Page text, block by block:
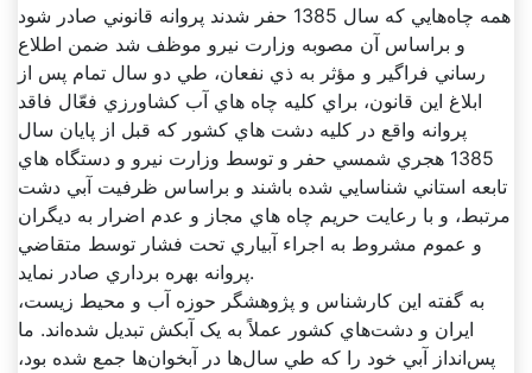
همه چاه‌هايي که سال 1385 حفر شدند پروانه قانوني صادر شود
و براساس آن مصوبه وزارت نيرو موظف شد ضمن اطلاع
رساني فراگير و مؤثر به ذي نفعان، طي دو سال تمام پس از
ابلاغ اين قانون، براي کليه چاه هاي آب کشاورزي فعّال فاقد
پروانه واقع در کليه دشت هاي کشور که قبل از پايان سال
1385 هجري شمسي حفر و توسط وزارت نيرو و دستگاه هاي
تابعه استاني شناسايي شده باشند و براساس ظرفيت آبي دشت
مرتبط، و با رعايت حريم چاه هاي مجاز و عدم اضرار به ديگران
و عموم مشروط به اجراء آبياري تحت فشار توسط متقاضي
پروانه بهره برداري صادر نمايد.
به گفته اين کارشناس و پژوهشگر حوزه آب و محيط زيست،
ايران و دشت‌هاي کشور عملاً به يک آبکش تبديل شده‌اند. ما
پس‌انداز آبي خود را که طي سال‌ها در آبخوان‌ها جمع شده بود،